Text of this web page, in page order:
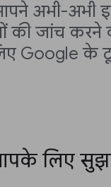
अभी-अभी
की जांच
Google के
लिए